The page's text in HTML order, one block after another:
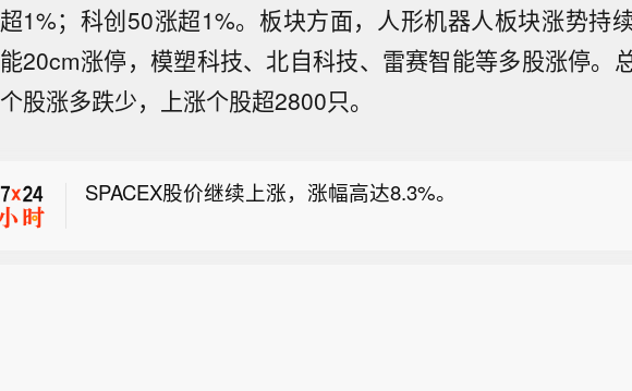
超1%；科创50涨超1%。板块方面，人形机器人板块涨势持
能20cm涨停，模塑科技、北自科技、雷赛智能等多股涨停。
个股涨多跌少，上涨个股超2800只。
随着油价从盘中低点反弹，美国国债涨幅收窄。
SPACEX股价继续上涨，涨幅高达8.3%。